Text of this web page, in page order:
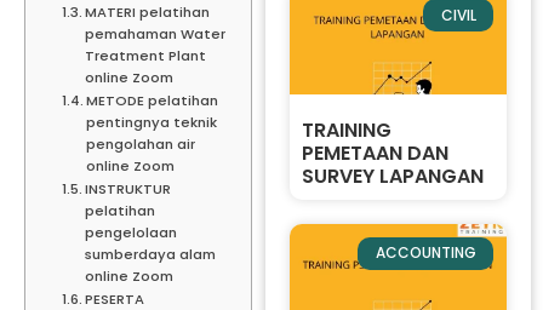
MATERI pelatihan
pemahaman Water
Treatment Plant
online Zoom
METODE pelatihan
pentingnya teknik
pengolahan air
online Zoom
INSTRUKTUR
pelatihan
pengelolaan
sumberdaya alam
online Zoom
PESERTA
CIVIL
TRAINING
PEMETAAN DAN
SURVEY LAPANGAN
ACCOUNTING